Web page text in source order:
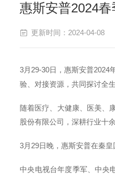
惠斯安普2024
更新时间：2024-04-08
3月29-30日，惠斯安普2024
验、对接资源，共同探讨全
随着医疗、大健康、医美、
股份有限公司，深耕行业十
3月29日晚，惠斯安普在秦
中央电视台年度季军、中央